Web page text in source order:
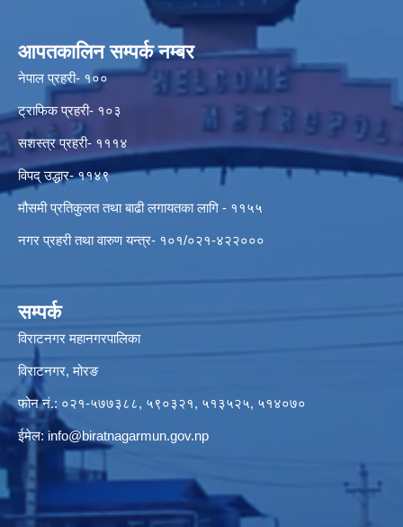
आपतकालिन सम्पर्क नम्बर
नेपाल प्रहरी- १००
ट्राफिक प्रहरी- १०३
सशस्त्र प्रहरी- १११४
विपद् उद्धार- ११४९
मौसमी प्रतिकुलत तथा बाढी लगायतका लागि - ११५५
नगर प्रहरी तथा वारुण यन्त्र- १०१/०२१-४२२०००
सम्पर्क
विराटनगर महानगरपालिका
विराटनगर, मोरङ
फोन नं.: ०२१-५७७३८८, ५९०३२१, ५१३५२५, ५१४०७०
ईमेल: info@biratnagarmun.gov.np